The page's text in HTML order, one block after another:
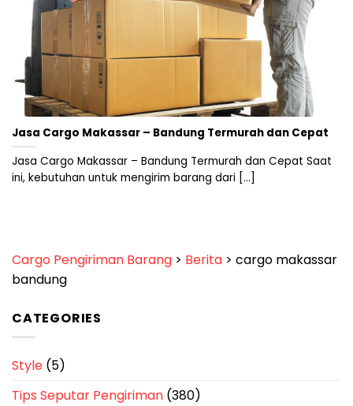
Jasa Cargo Makassar – Bandung Termurah dan Cepat
Jasa Cargo Makassar – Bandung Termurah dan Cepat Saat
ini, kebutuhan untuk mengirim barang dari [...]
Cargo Pengiriman Barang > Berita > cargo makassar
bandung
CATEGORIES
Style (5)
Tips Seputar Pengiriman (380)